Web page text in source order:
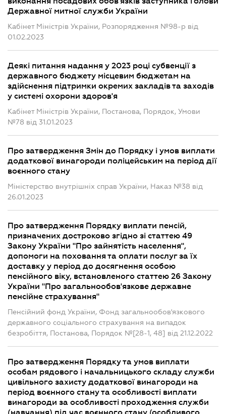
Державної митної служби України
Кабінет Міністрів України, Розпорядження №98-р від
01.02.2023
Деякі питання надання у 2023 році субвенції з
державного бюджету місцевим бюджетам на
здійснення підтримки окремих закладів та заходів
у системі охорони здоров'я
Кабінет Міністрів України, Постанова, Порядок, Умови
№78 від 31.01.2023
Про затвердження Змін до Порядку і умов виплати
додаткової винагороди поліцейським на період дії
воєнного стану
Міністерство внутрішніх справ України, Наказ №38 від
26.01.2023
Про затвердження Порядку виплати пенсій,
призначених достроково згідно зі статтею 49
Закону України "Про зайнятість населення",
допомоги на поховання та оплати послуг за їх
доставку у період до досягнення особою
пенсійного віку, встановленого статтею 26 Закону
України "Про загальнообов'язкове державне
пенсійне страхування"
Пенсійний фонд України, Фонд загальнообов'язкового
державного соціального страхування на випадок
безробіття, Постанова, Порядок №[28-1, 48] від 21.12.2022
Про затвердження Порядку та умов виплати
особам рядового і начальницького складу служби
цивільного захисту додаткової винагороди на
період воєнного стану та особливості виплати
винагороди за особливості проходження служби